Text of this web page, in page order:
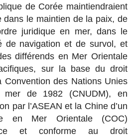
de Corée maintiendraient
dans le maintien de la paix, de
juridique en mer, dans le
de navigation et de survol, et
différends en Mer Orientale
sur la base du droit
Convention des Nations Unies
de 1982 (CNUDM), en
par l’ASEAN et la Chine d’un
en Mer Orientale (COC)
et conforme au droit